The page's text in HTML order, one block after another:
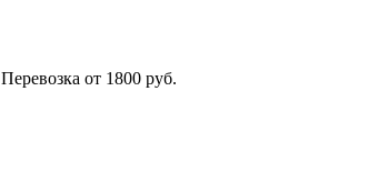
Перевозка от 1800 руб.